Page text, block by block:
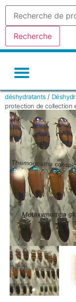
Recherche
déshydratants /
protection de collection